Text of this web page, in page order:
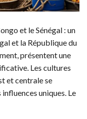
et le Sénégal : un
et la République du
présentent une
Les cultures
et centrale se
uniques. Le